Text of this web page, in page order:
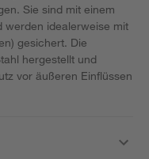
Sie sind mit einem
werden idealerweise mit
gesichert. Die
hergestellt und
vor äußeren Einflüssen